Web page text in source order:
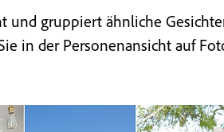
und gruppiert ähnliche
in der Personenansicht auf